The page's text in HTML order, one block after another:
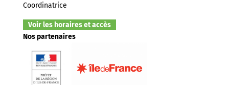
Coordinatrice
Voir les horaires et accès
Nos partenaires